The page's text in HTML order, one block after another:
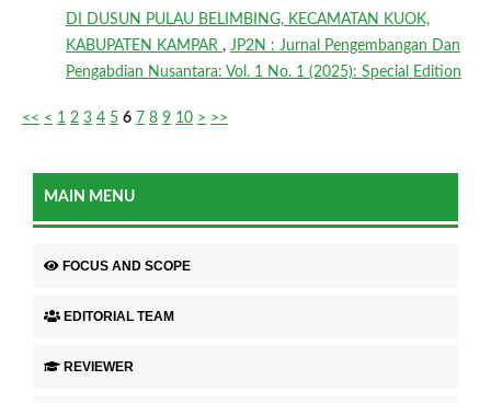
DI DUSUN PULAU BELIMBING, KECAMATAN KUOK,
KABUPATEN KAMPAR , JP2N : Jurnal Pengembangan Dan
Pengabdian Nusantara: Vol. 1 No. 1 (2025): Special Edition
<< < 1 2 3 4 5 6 7 8 9 10 > >>
MAIN MENU
FOCUS AND SCOPE
EDITORIAL TEAM
REVIEWER